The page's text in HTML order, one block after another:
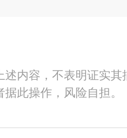
内容，不表明证实
此操作，风险自担。